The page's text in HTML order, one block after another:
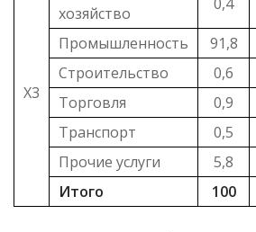
Х3
хозяйство
Промышленность
91,8
Строительство
0,6
Торговля
0,9
Транспорт
0,5
Прочие услуги
5,8
Итого
100